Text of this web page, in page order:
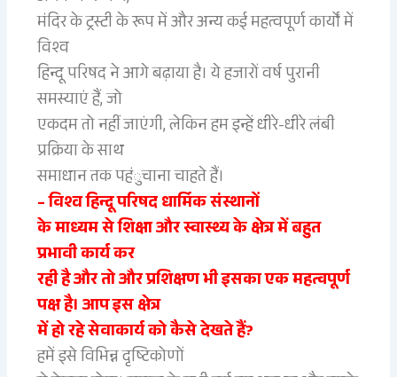
मंदिर के ट्रस्टी के रूप में और अन्य कई महत्वपूर्ण कार्यों में
विश्व
हिन्दू परिषद ने आगे बढ़ाया है। ये हजारों वर्ष पुरानी
समस्याएं हैं, जो
एकदम तो नहीं जाएंगी, लेकिन हम इन्हें धीरे-धीरे लंबी
प्रक्रिया के साथ
समाधान तक पहंुचाना चाहते हैं।
– विश्व हिन्दू परिषद धार्मिक संस्थानों
के माध्यम से शिक्षा और स्वास्थ्य के क्षेत्र में बहुत
प्रभावी कार्य कर
रही है और तो और प्रशिक्षण भी इसका एक महत्वपूर्ण
पक्ष है। आप इस क्षेत्र
में हो रहे सेवाकार्य को कैसे देखते हैं?
हमें इसे विभिन्न दृष्टिकोणों